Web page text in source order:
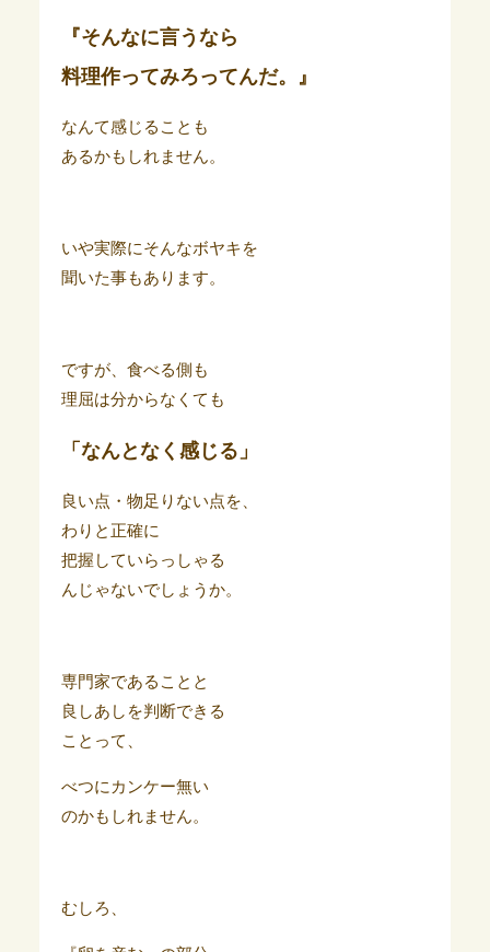
『そんなに言うなら
料理作ってみろってんだ。』
なんて感じることも
あるかもしれません。
いや実際にそんなボヤキを
聞いた事もあります。
ですが、食べる側も
理屈は分からなくても
「なんとなく感じる」
良い点・物足りない点を、
わりと正確に
把握していらっしゃる
んじゃないでしょうか。
専門家であることと
良しあしを判断できる
ことって、
べつにカンケー無い
のかもしれません。
むしろ、